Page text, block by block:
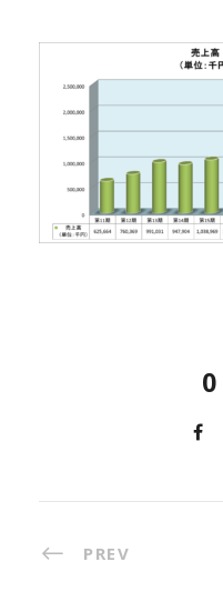
0
PREV